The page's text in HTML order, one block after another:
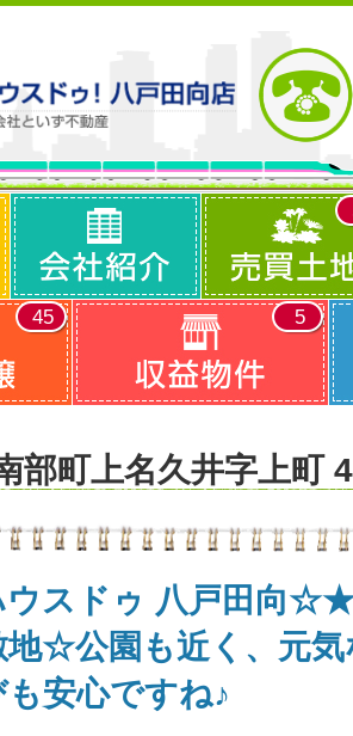
45 5
部町上名久井字上町
スドゥ 八戸田向
地☆公園も近く、元気
安心ですね♪